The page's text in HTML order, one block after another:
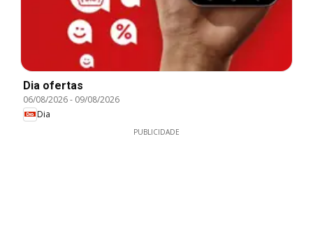
Dia ofertas
06/08/2026- 09/08/2026
Dia
PUBLICIDADE